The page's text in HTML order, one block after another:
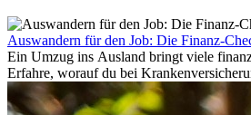
Auswandern für den Job: Die Finanz-
Ein Umzug ins Ausland bringt viele
Erfahre, worauf du bei
Rücklagen und Budgetplanung achten
im Ausland reibungslos gelingt.